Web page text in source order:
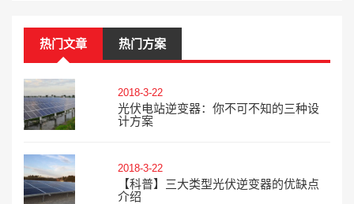
热门文章 热门方案
2018-3-22
光伏电站逆变器：你不可不知的三种设
计方案
2018-3-22
【科普】三大类型光伏逆变器的优缺点
介绍